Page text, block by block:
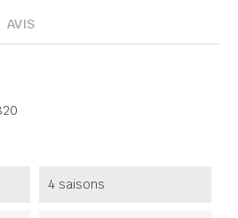
AVIS
4 saisons